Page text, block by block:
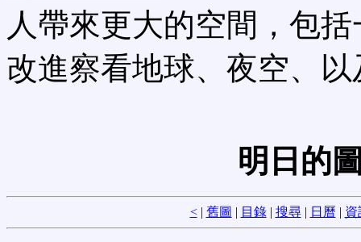
人帶來更大的空間，包括
改進察看地球、夜空、以
明日的
<| 舊圖 | 目錄| 搜尋| 日曆 | 資